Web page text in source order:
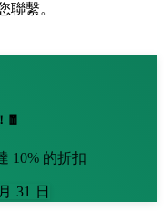
聯繫。
🧧
10% 的折扣
31 日